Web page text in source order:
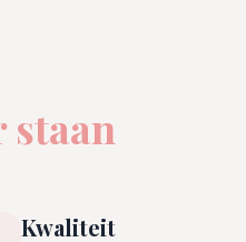
staan
Kwaliteit